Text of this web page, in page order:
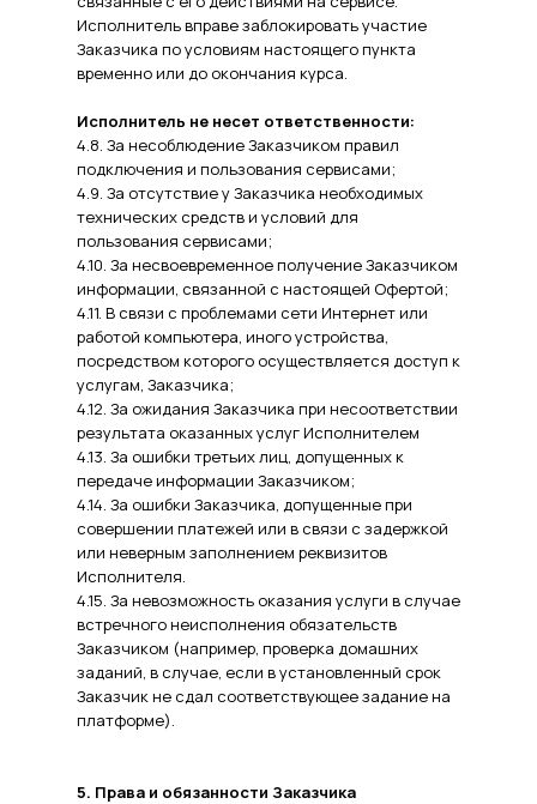
Исполнитель вправе заблокировать участие
Заказчика по условиям настоящего пункта
временно или до окончания курса.
Исполнитель не несет ответственности:
4.8. За несоблюдение Заказчиком правил
подключения и пользования сервисами;
4.9. За отсутствие у Заказчика необходимых
технических средств и условий для
пользования сервисами;
4.10. За несвоевременное получение Заказчиком
информации, связанной с настоящей Офертой;
4.11. В связи с проблемами сети Интернет или
работой компьютера, иного устройства,
посредством которого осуществляется доступ к
услугам, Заказчика;
4.12. За ожидания Заказчика при несоответствии
результата оказанных услуг Исполнителем
4.13. За ошибки третьих лиц, допущенных к
передаче информации Заказчиком;
4.14. За ошибки Заказчика, допущенные при
совершении платежей или в связи с задержкой
или неверным заполнением реквизитов
Исполнителя.
4.15. За невозможность оказания услуги в случае
встречного неисполнения обязательств
Заказчиком (например, проверка домашних
заданий, в случае, если в установленный срок
Заказчик не сдал соответствующее задание на
платформе).
5. Права и обязанности Заказчика